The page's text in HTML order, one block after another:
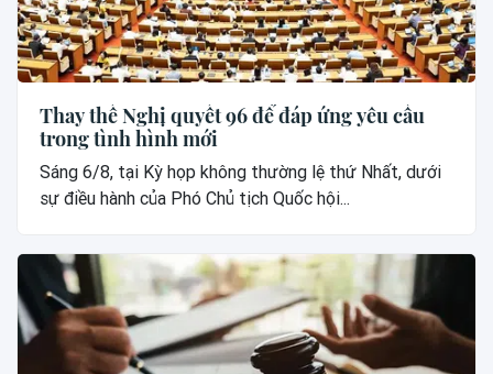
Thay thế Nghị quyết 96 để đáp ứng yêu cầu
trong tình hình mới
Sáng 6/8, tại Kỳ họp không thường lệ thứ Nhất, dưới
sự điều hành của Phó Chủ tịch Quốc hội...